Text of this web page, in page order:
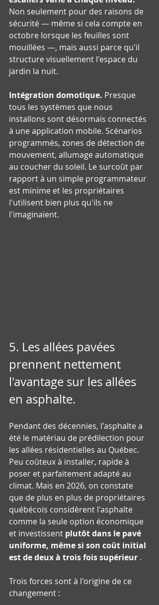
Non seulement pour des raisons de
sécurité — même si cela compte en
octobre lorsque les feuilles sont
mouillées —, mais aussi parce qu'il
structure visuellement l'espace du
jardin la nuit.
Intégration domotique. Presque
tous les systèmes que nous
installons sont désormais connectés
à une application mobile. Scénarios
programmés, zones de détection de
mouvement, allumage automatique
au coucher du soleil. Le surcoût par
rapport à un simple programmateur
est minime et les propriétaires
l'utilisent bien plus qu'ils ne
l'imaginaient.
5. Les allées pavées
prennent nettement
l'avantage sur les allées
en asphalte.
Pendant des décennies, l'asphalte a
été le matériau de prédilection pour
les allées résidentielles au Québec.
Peu coûteux à installer, rapide à
poser et parfaitement adapté au
climat. Mais en 2026, on constate
que de plus en plus de propriétaires
québécois considèrent l'asphalte
comme la seule option économique
et investissent plutôt dans le pavé
uniforme, même si son coût initial
est de deux à trois fois supérieur .
Trois forces sont à l'origine de ce
changement :